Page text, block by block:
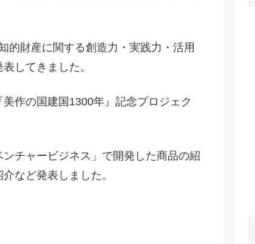
的財産に関する創造力・実践力・活用
してきました。
作の国建国1300年』記念プロジェク
チャービジネス」で開発した商品の紹
など発表しました。